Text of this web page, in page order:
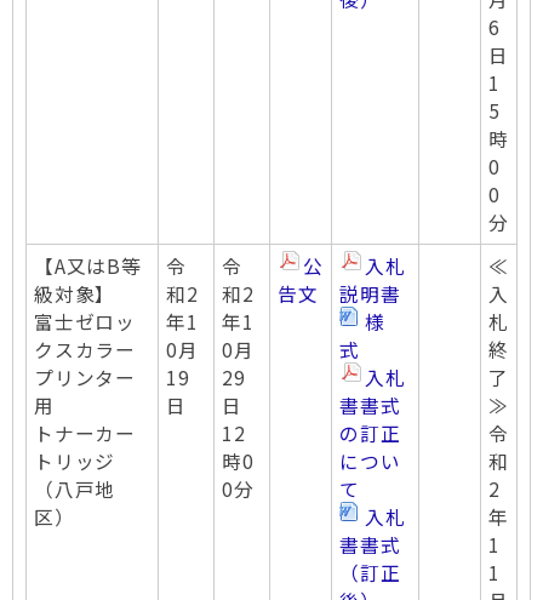
6
日
1
5
時
0
0
分
【A又はB等
級対象】
富士ゼロッ
クスカラー
プリンター
用
トナーカー
トリッジ
（八戸地
区）
令
和2
年1
0月
19
日
令
和2
年1
0月
29
日
12
時0
0分
公
告文
入札
説明書
様
式
入札
書書式
の訂正
につい
て
入札
書書式
（訂正
≪
入
札
終
了
≫
令
和
2
年
1
1